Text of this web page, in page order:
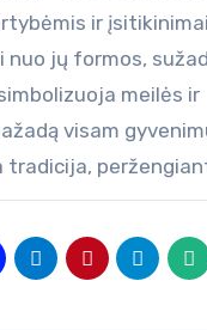
ir
nuo jų formos,
meilės ir
visam
tradicija,